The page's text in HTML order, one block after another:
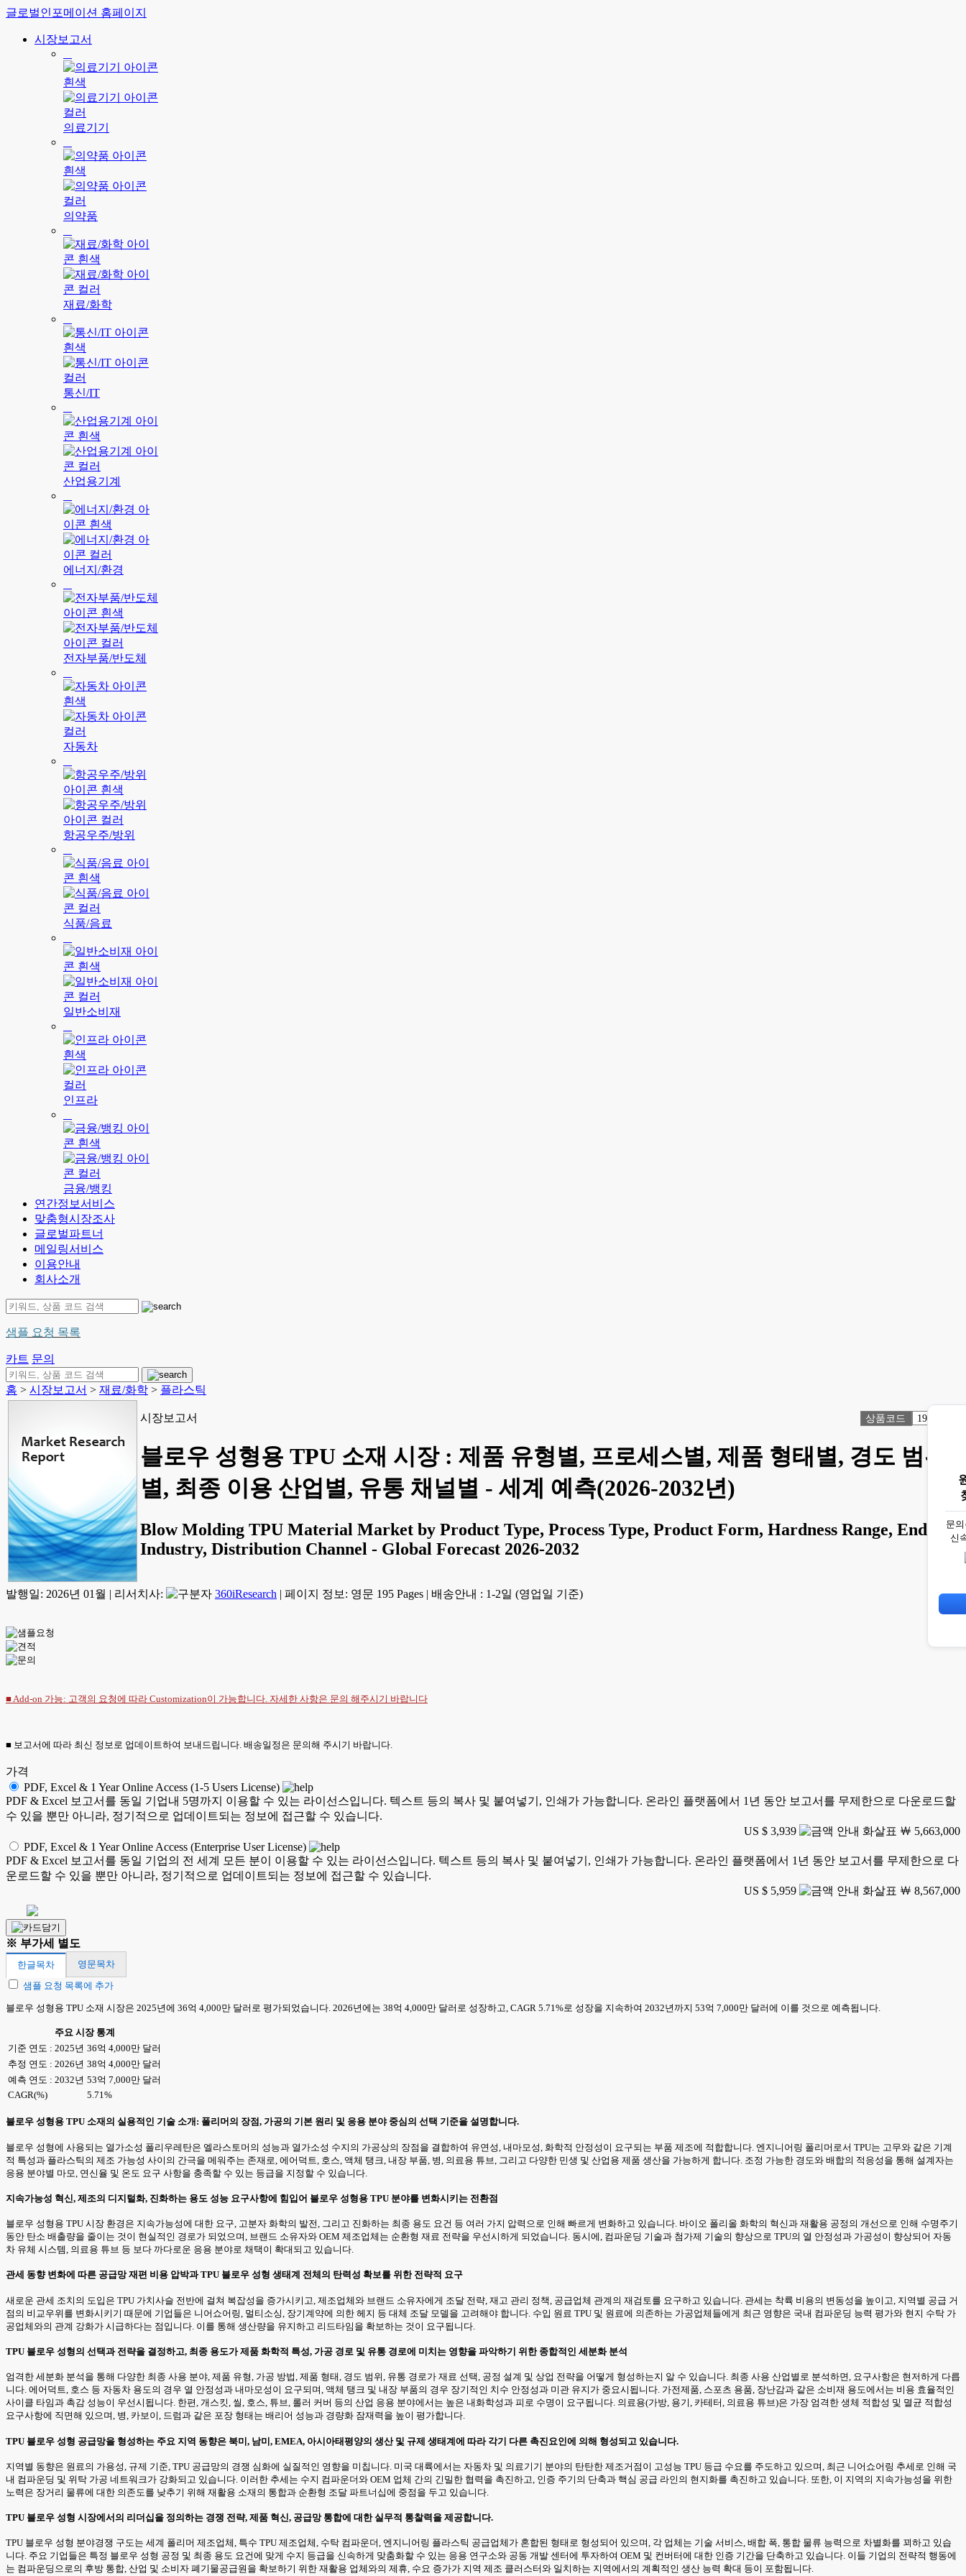
글로벌인포메이션 홈페이지
시장보고서
의료기기
의약품
재료/화학
통신/IT
산업용기계
에너지/환경
전자부품/반도체
자동차
항공우주/방위
식품/음료
일반소비재
인프라
금융/뱅킹
연간정보서비스
맞춤형시장조사
글로벌파트너
메일링서비스
이용안내
회사소개
샘플 요청 목록
카트 문의
홈 > 시장보고서 > 재료/화학 > 플라스틱
시장보고서 상품코드 1914499
블로우 성형용 TPU 소재 시장 : 제품 유형별, 프로세스별, 제품 형태별, 경도 범위
별, 최종 이용 산업별, 유통 채널별 - 세계 예측(2026-2032년)
Blow Molding TPU Material Market by Product Type, Process Type, Product Form, Hardness Range, End Use
Industry, Distribution Channel - Global Forecast 2026-2032
발행일: 2026년 01월 | 리서치사: 360iResearch | 페이지 정보: 영문 195 Pages | 배송안내 : 1-2일 (영업일 기준)
■ Add-on 가능: 고객의 요청에 따라 Customization이 가능합니다. 자세한 사항은 문의 해주시기 바랍니다
■ 보고서에 따라 최신 정보로 업데이트하여 보내드립니다. 배송일정은 문의해 주시기 바랍니다.
가격
PDF, Excel & 1 Year Online Access (1-5 Users License)
PDF & Excel 보고서를 동일 기업내 5명까지 이용할 수 있는 라이선스입니다. 텍스트 등의 복사 및 붙여넣기, 인쇄가 가능합니다. 온라인 플랫폼에서 1년 동안 보고서를 무제한으로 다운로드할
수 있을 뿐만 아니라, 정기적으로 업데이트되는 정보에 접근할 수 있습니다.
US $ 3,939
￦ 5,663,000
PDF, Excel & 1 Year Online Access (Enterprise User License)
PDF & Excel 보고서를 동일 기업의 전 세계 모든 분이 이용할 수 있는 라이선스입니다. 텍스트 등의 복사 및 붙여넣기, 인쇄가 가능합니다. 온라인 플랫폼에서 1년 동안 보고서를 무제한으로 다
운로드할 수 있을 뿐만 아니라, 정기적으로 업데이트되는 정보에 접근할 수 있습니다.
US $ 5,959
￦ 8,567,000
※ 부가세 별도
한글목차
영문목차
샘플 요청 목록에 추가
블로우 성형용 TPU 소재 시장은 2025년에 36억 4,000만 달러로 평가되었습니다. 2026년에는 38억 4,000만 달러로 성장하고, CAGR 5.71%로 성장을 지속하여 2032년까지 53억 7,000만 달러에 이를 것으로 예측됩니다.
주요 시장 통계
기준 연도 : 2025년 36억 4,000만 달러
추정 연도 : 2026년 38억 4,000만 달러
예측 연도 : 2032년 53억 7,000만 달러
CAGR(%)
5.71%
블로우 성형용 TPU 소재의 실용적인 기술 소개: 폴리머의 장점, 가공의 기본 원리 및 응용 분야 중심의 선택 기준을 설명합니다.
블로우 성형에 사용되는 열가소성 폴리우레탄은 엘라스토머의 성능과 열가소성 수지의 가공상의 장점을 결합하여 유연성, 내마모성, 화학적 안정성이 요구되는 부품 제조에 적합합니다. 엔지니어링 폴리머로서 TPU는 고무와 같은 기계
적 특성과 플라스틱의 제조 가능성 사이의 간극을 메워주는 존재로, 에어덕트, 호스, 액체 탱크, 내장 부품, 병, 의료용 튜브, 그리고 다양한 민생 및 산업용 제품 생산을 가능하게 합니다. 조정 가능한 경도와 배합의 적응성을 통해 설계자는
응용 분야별 마모, 연신율 및 온도 요구 사항을 충족할 수 있는 등급을 지정할 수 있습니다.
지속가능성 혁신, 제조의 디지털화, 진화하는 용도 성능 요구사항에 힘입어 블로우 성형용 TPU 분야를 변화시키는 전환점
블로우 성형용 TPU 시장 환경은 지속가능성에 대한 요구, 고분자 화학의 발전, 그리고 진화하는 최종 용도 요건 등 여러 가지 압력으로 인해 빠르게 변화하고 있습니다. 바이오 폴리올 화학의 혁신과 재활용 공정의 개선으로 인해 수명주기
동안 탄소 배출량을 줄이는 것이 현실적인 경로가 되었으며, 브랜드 소유자와 OEM 제조업체는 순환형 재료 전략을 우선시하게 되었습니다. 동시에, 컴파운딩 기술과 첨가제 기술의 향상으로 TPU의 열 안정성과 가공성이 향상되어 자동
차 유체 시스템, 의료용 튜브 등 보다 까다로운 응용 분야로 채택이 확대되고 있습니다.
관세 동향 변화에 따른 공급망 재편 비용 압박과 TPU 블로우 성형 생태계 전체의 탄력성 확보를 위한 전략적 요구
새로운 관세 조치의 도입은 TPU 가치사슬 전반에 걸쳐 복잡성을 증가시키고, 제조업체와 브랜드 소유자에게 조달 전략, 재고 관리 정책, 공급업체 관계의 재검토를 요구하고 있습니다. 관세는 착륙 비용의 변동성을 높이고, 지역별 공급 거
점의 비교우위를 변화시키기 때문에 기업들은 니어쇼어링, 멀티소싱, 장기계약에 의한 헤지 등 대체 조달 모델을 고려해야 합니다. 수입 원료 TPU 및 원료에 의존하는 가공업체들에게 최근 영향은 국내 컴파운딩 능력 평가와 현지 수탁 가
공업체와의 관계 강화가 시급하다는 점입니다. 이를 통해 생산량을 유지하고 리드타임을 확보하는 것이 요구됩니다.
TPU 블로우 성형의 선택과 전략을 결정하고, 최종 용도가 제품 화학적 특성, 가공 경로 및 유통 경로에 미치는 영향을 파악하기 위한 종합적인 세분화 분석
엄격한 세분화 분석을 통해 다양한 최종 사용 분야, 제품 유형, 가공 방법, 제품 형태, 경도 범위, 유통 경로가 재료 선택, 공정 설계 및 상업 전략을 어떻게 형성하는지 알 수 있습니다. 최종 사용 산업별로 분석하면, 요구사항은 현저하게 다릅
니다. 에어덕트, 호스 등 자동차 용도의 경우 열 안정성과 내마모성이 요구되며, 액체 탱크 및 내장 부품의 경우 장기적인 치수 안정성과 미관 유지가 중요시됩니다. 가전제품, 스포츠 용품, 장난감과 같은 소비재 용도에서는 비용 효율적인
사이클 타임과 촉감 성능이 우선시됩니다. 한편, 개스킷, 씰, 호스, 튜브, 롤러 커버 등의 산업 응용 분야에서는 높은 내화학성과 피로 수명이 요구됩니다. 의료용(가방, 용기, 카테터, 의료용 튜브)은 가장 엄격한 생체 적합성 및 멸균 적합성
요구사항에 직면해 있으며, 병, 카보이, 드럼과 같은 포장 형태는 배리어 성능과 경량화 잠재력을 높이 평가합니다.
TPU 블로우 성형 공급망을 형성하는 주요 지역 동향은 북미, 남미, EMEA, 아시아태평양의 생산 및 규제 생태계에 따라 각기 다른 촉진요인에 의해 형성되고 있습니다.
지역별 동향은 원료의 가용성, 규제 기준, TPU 공급망의 경쟁 심화에 실질적인 영향을 미칩니다. 미국 대륙에서는 자동차 및 의료기기 분야의 탄탄한 제조거점이 고성능 TPU 등급 수요를 주도하고 있으며, 최근 니어쇼어링 추세로 인해 국
내 컴파운딩 및 위탁 가공 네트워크가 강화되고 있습니다. 이러한 추세는 수지 컴파운더와 OEM 업체 간의 긴밀한 협력을 촉진하고, 인증 주기의 단축과 핵심 공급 라인의 현지화를 촉진하고 있습니다. 또한, 이 지역의 지속가능성을 위한
노력은 장거리 물류에 대한 의존도를 낮추기 위해 재활용 소재의 통합과 순환형 조달 파트너십에 중점을 두고 있습니다.
TPU 블로우 성형 시장에서의 리더십을 정의하는 경쟁 전략, 제품 혁신, 공급망 통합에 대한 실무적 통찰력을 제공합니다.
TPU 블로우 성형 분야경쟁 구도는 세계 폴리머 제조업체, 특수 TPU 제조업체, 수탁 컴파운더, 엔지니어링 플라스틱 공급업체가 혼합된 형태로 형성되어 있으며, 각 업체는 기술 서비스, 배합 폭, 통합 물류 능력으로 차별화를 꾀하고 있습
니다. 주요 기업들은 특정 블로우 성형 공정 및 최종 용도 요건에 맞게 수지 등급을 신속하게 맞춤화할 수 있는 응용 연구소와 공동 개발 센터에 투자하여 OEM 및 컨버터에 대한 인증 기간을 단축하고 있습니다. 이들 기업의 전략적 행동에
는 컴파운딩으로의 후방 통합, 산업 및 소비자 폐기물공급원을 확보하기 위한 재활용 업체와의 제휴, 수요 증가가 지역 제조 클러스터와 일치하는 지역에서의 계획적인 생산 능력 확대 등이 포함됩니다.
문
신